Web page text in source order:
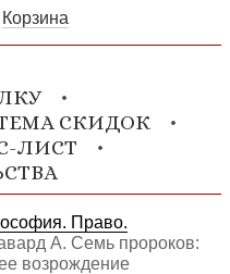
Корзина
СКИДОК
ЛИСТ
Право.
А. Семь пророков:
возрождение